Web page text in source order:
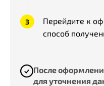
Перейдите к
способ
После
для уточнения